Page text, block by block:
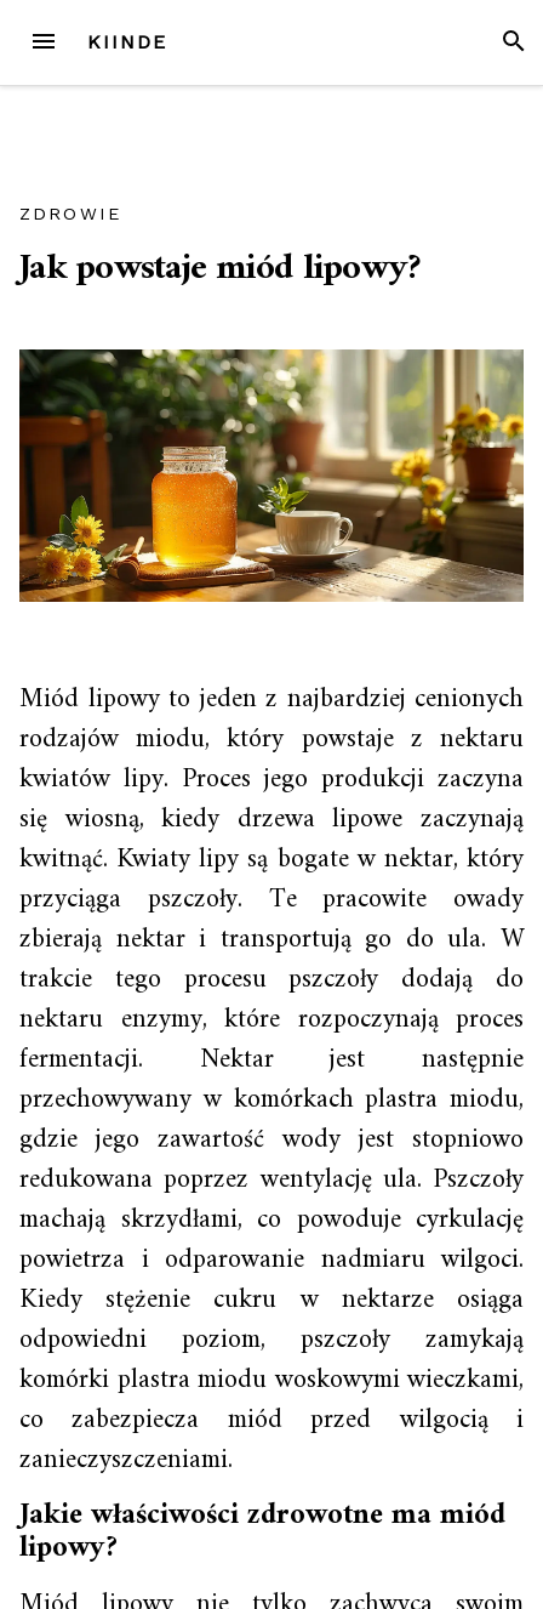
treści
MENU KIINDE
ZDROWIE
Jak powstaje miód lipowy?
Miód lipowy to jeden z najbardziej cenionych
rodzajów miodu, który powstaje z nektaru
kwiatów lipy. Proces jego produkcji zaczyna
się wiosną, kiedy drzewa lipowe zaczynają
kwitnąć. Kwiaty lipy są bogate w nektar, który
przyciąga pszczoły. Te pracowite owady
zbierają nektar i transportują go do ula. W
trakcie tego procesu pszczoły dodają do
nektaru enzymy, które rozpoczynają proces
fermentacji. Nektar jest następnie
przechowywany w komórkach plastra miodu,
gdzie jego zawartość wody jest stopniowo
redukowana poprzez wentylację ula. Pszczoły
machają skrzydłami, co powoduje cyrkulację
powietrza i odparowanie nadmiaru wilgoci.
Kiedy stężenie cukru w nektarze osiąga
odpowiedni poziom, pszczoły zamykają
komórki plastra miodu woskowymi wieczkami,
co zabezpiecza miód przed wilgocią i
zanieczyszczeniami.
Jakie właściwości zdrowotne ma miód
lipowy?